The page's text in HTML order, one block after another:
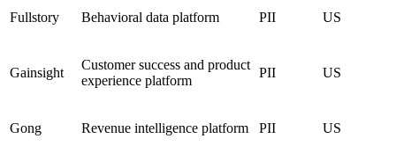
Fullstory Behavioral data platform PII US
Gainsight
Customer success and product
experience platform
PII US
Gong Revenue intelligence platform PII US